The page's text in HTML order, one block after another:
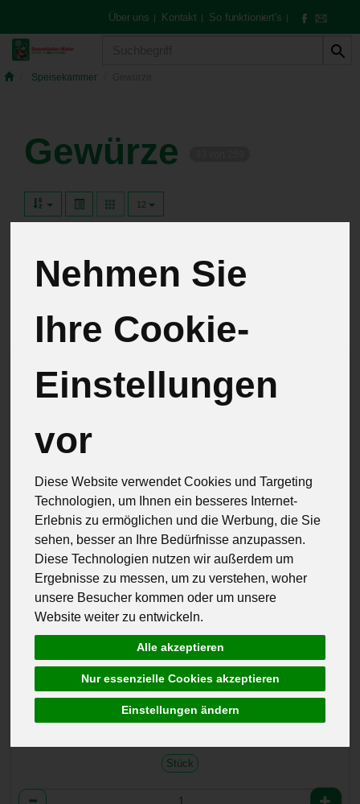
Nehmen Sie
Ihre Cookie-
Einstellungen
vor
Diese Website verwendet Cookies und Targeting
Technologien, um Ihnen ein besseres Internet-
Erlebnis zu ermöglichen und die Werbung, die Sie
sehen, besser an Ihre Bedürfnisse anzupassen.
Diese Technologien nutzen wir außerdem um
Ergebnisse zu messen, um zu verstehen, woher
unsere Besucher kommen oder um unsere
Website weiter zu entwickeln.
Alle akzeptieren
Nur essenzielle Cookies akzeptieren
Einstellungen ändern
Über uns | Kontakt | So funktioniert's |
Speisekammer
Gewürze
12
Hersteller Ernährung
Qualitätszeichen Deutschland
Arrabiata Gewürz im Reagenzglas
Stück
Anzahl